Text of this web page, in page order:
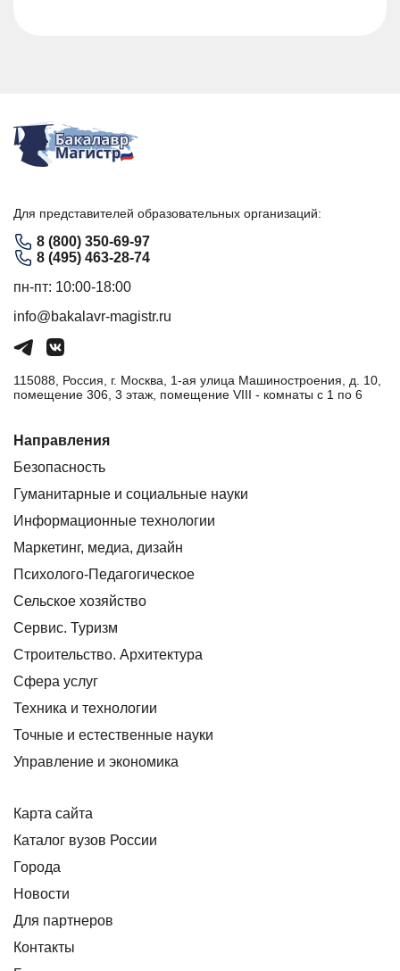
Для представителей образовательных организаций:
8 (800) 350-69-97
8 (495) 463-28-74
пн-пт: 10:00-18:00
info@bakalavr-magistr.ru
115088, Россия, г. Москва, 1-ая улица Машиностроения, д. 10,
помещение 306, 3 этаж, помещение VIII - комнаты с 1 по 6
Направления
Безопасность
Гуманитарные и социальные науки
Информационные технологии
Маркетинг, медиа, дизайн
Психолого-Педагогическое
Сельское хозяйство
Сервис. Туризм
Строительство. Архитектура
Сфера услуг
Техника и технологии
Точные и естественные науки
Управление и экономика
Карта сайта
Каталог вузов России
Города
Новости
Для партнеров
Контакты